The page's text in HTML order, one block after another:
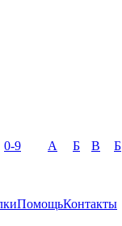
0-9 А Б В Б
ПомощьКонтакты